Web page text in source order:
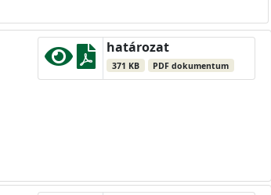
határozat
371 KB PDF dokumentum